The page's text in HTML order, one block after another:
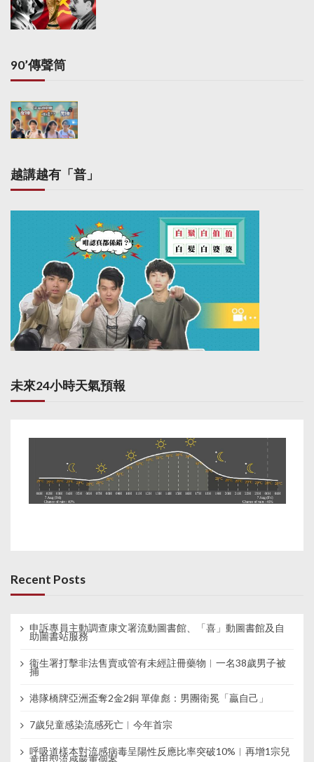
90’傳聲筒
越講越有「普」
未來24小時天氣預報
Recent Posts
申訴專員主動調查康文署流動圖書館、「喜」動圖書館及自
助圖書站服務
衞生署打擊非法售賣或管有未經註冊藥物︱一名38歲男子被
捕
港隊橋牌亞洲盃奪2金2銅 單偉彪：男團衛冕「贏自己」
7歲兒童感染流感死亡︱今年首宗
呼吸道樣本對流感病毒呈陽性反應比率突破10%︱再增1宗兒